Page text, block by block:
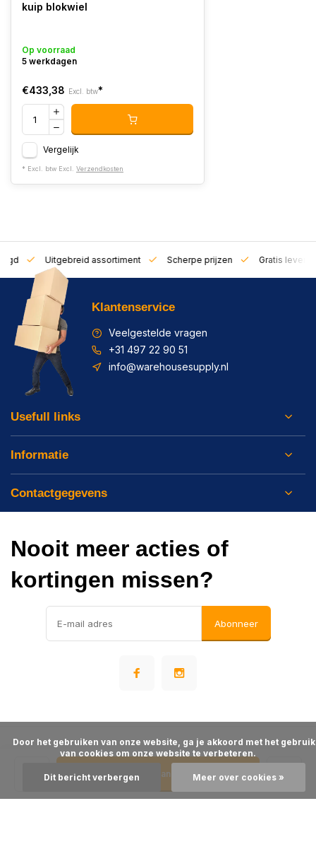
Toevoegen aan winkelwagen
kuip blokwiel
Op voorraad
5 werkdagen
€433,38 Excl. btw*
Vergelijk
* Excl. btw Excl. Verzendkosten
Uitgebreid assortiment Scherpe prijzen Gratis
Klantenservice
Veelgestelde vragen
+31 497 22 90 51
info@warehousesupply.nl
Usefull links
Informatie
Contactgegevens
Nooit meer acties of
kortingen missen?
Abonneer
Algemene voorwaarden Disclaimer Privacy Policy Sitemap
© Warehousesupply- Theme made byWebdinge
van cookies om onze website te verbeteren.
Dit bericht verbergen Meer over cookies »